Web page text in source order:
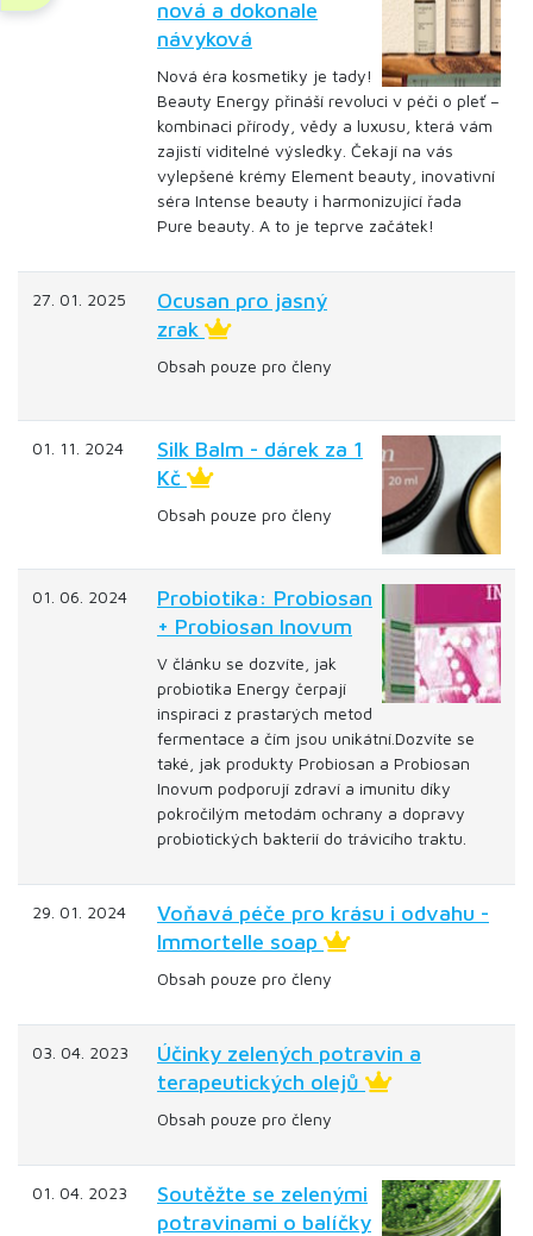
nová a dokonale
návyková
Nová éra kosmetiky je tady!
Beauty Energy přináší revoluci v péči o pleť –
kombinaci přírody, vědy a luxusu, která vám
zajistí viditelné výsledky. Čekají na vás
vylepšené krémy Element beauty, inovativní
séra Intense beauty i harmonizující řada
Pure beauty. A to je teprve začátek!
27. 01. 2025
Ocusan pro jasný
zrak
Obsah pouze pro členy
01. 11. 2024
Silk Balm - dárek za 1
Kč
Obsah pouze pro členy
01. 06. 2024
Probiotika: Probiosan
+ Probiosan Inovum
V článku se dozvíte, jak
probiotika Energy čerpají
inspiraci z prastarých metod
fermentace a čím jsou unikátní.Dozvíte se
také, jak produkty Probiosan a Probiosan
Inovum podporují zdraví a imunitu díky
pokročilým metodám ochrany a dopravy
probiotických bakterií do trávicího traktu.
29. 01. 2024
Voňavá péče pro krásu i odvahu -
Immortelle soap
Obsah pouze pro členy
03. 04. 2023
Účinky zelených potravin a
terapeutických olejů
Obsah pouze pro členy
01. 04. 2023
Soutěžte se zelenými
potravinami o balíčky